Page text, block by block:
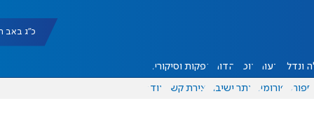
כ"ג באב תשפ"ו
ונדל"ן דעות אוכל יהדות הפקות וסיקורים
ספורט פורומים אתר ישיבה יצירת קשר עוד